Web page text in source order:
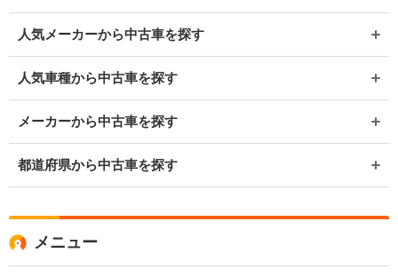
人気メーカーから中古車を探す
人気車種から中古車を探す
メーカーから中古車を探す
都道府県から中古車を探す
メニュー